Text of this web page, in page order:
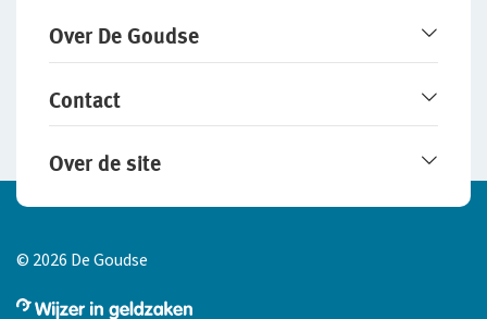
Over De Goudse
Het merk De Goudse
Fraudebeleid
Contact
Online contact opnemen
Over de site
Disclaimer
Privacy
© 2026 De Goudse